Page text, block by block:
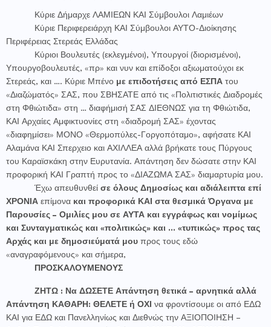
Κύριε Δήμαρχε ΛΑΜΙΕΩΝ ΚΑΙ Σύμβουλοι Λαμιέων
Κύριε Περιφερειάρχη ΚΑΙ Σύμβουλοι ΑΥΤΟ-Διοίκησης
Περιφέρειας Στερεάς Ελλάδας
Κύριοι Βουλευτές (εκλεγμένοι), Υπουργοί (διορισμένοι),
Υπουργοβουλευτές, «πρ» και νυν και επίδοξοι αξιωματούχοι εκ
Στερεάς, και …. Κύριε Μπένο με επιδοτήσεις από ΕΣΠΑ του
«Διαζώματός» ΣΑΣ, που ΣΒΗΣΑΤΕ από τις «Πολιτιστικές Διαδρομές
στη Φθιώτιδα» στη … διαφήμισή ΣΑΣ ΔΙΕΘΝΩΣ για τη Φθιώτιδα,
ΚΑΙ Αρχαίες Αμφικτυονίες στη «διαδρομή ΣΑΣ» έχοντας
«διαφημίσει» ΜΟΝΟ «Θερμοπύλες-Γοργοπόταμο», αφήσατε ΚΑΙ
Αλαμάνα ΚΑΙ Σπερχειο και ΑΧΙΛΛΕΑ αλλά βρήκατε τους Πύργους
του Καραϊσκάκη στην Ευρυτανία. Απάντηση δεν δώσατε στην ΚΑΙ
προφορική ΚΑΙ Γραπτή προς το «ΔΙΑΖΩΜΑ ΣΑΣ» διαμαρτυρία μου.
Έχω απευθυνθείσε όλους Δημοσίως και αδιάλειπτα επί
ΧΡΟΝΙΑ επίμονα και προφορικά ΚΑΙ στα θεσμικά Όργανα με
Παρουσίες – Ομιλίες μου σε ΑΥΤΑ και εγγράφως και νομίμως
και Συνταγματικώς και «πολιτικώς» και … «τυπικώς» προς τας
Αρχάς και με δημοσιεύματά μου προς τους εδώ
«αναγραφόμενους» και σήμερα,
ΠΡΟΣΚΑΛΟΥΜΕΝΟΥΣ
ΖΗΤΩ : Να ΔΩΣΕΤΕ Απάντηση θετικά – αρνητικά αλλά
Απάντηση ΚΑΘΑΡΗ: ΘΕΛΕΤΕ ή ΟΧΙ
να φροντίσουμε οι από ΕΔΩ
ΚΑΙ για ΕΔΩ και Πανελληνίως και Διεθνώς την ΑΞΙΟΠΟΙΗΣΗ –